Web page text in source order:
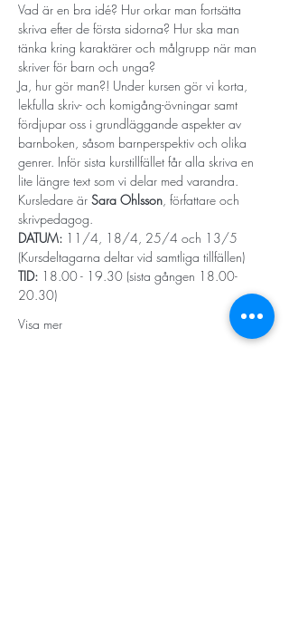
Vad är en bra idé? Hur orkar man fortsätta
skriva efter de första sidorna? Hur ska man
tänka kring karaktärer och målgrupp när man
skriver för barn och unga?
Ja, hur gör man?! Under kursen gör vi korta,
lekfulla skriv- och komigång-övningar samt
fördjupar oss i grundläggande aspekter av
barnboken, såsom barnperspektiv och olika
genrer. Inför sista kurstillfället får alla skriva en
lite längre text som vi delar med varandra.
Kursledare är Sara Ohlsson, författare och
skrivpedagog.
DATUM: 11/4, 18/4, 25/4 och 13/5
(Kursdeltagarna deltar vid samtliga tillfällen)
TID: 18.00 - 19.30 (sista gången 18.00-
20.30)
Visa mer